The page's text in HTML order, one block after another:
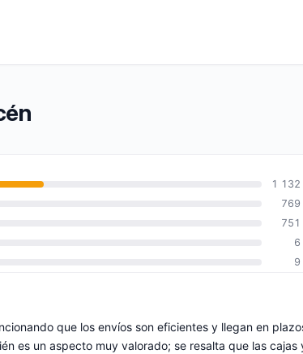
1 132
769
751
6
9
que los envíos son eficientes y llegan en
es un aspecto muy valorado; se resalta que las cajas